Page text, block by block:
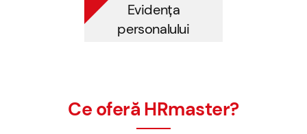
Evidența
personalului
Ce oferă HRmaster?